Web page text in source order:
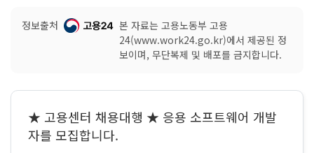
정보출처
본 자료는 고용노동부 고용
24(www.work24.go.kr)에서 제공된 정
보이며, 무단복제 및 배포를 금지합니다.
★ 고용센터 채용대행 ★ 응용 소프트웨어 개발
자를 모집합니다.